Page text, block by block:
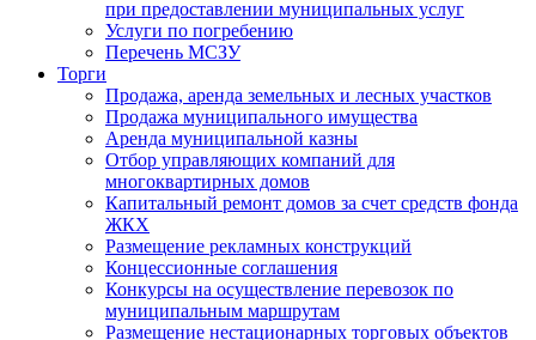
при предоставлении муниципальных услуг
Услуги по погребению
Перечень МСЗУ
Торги
Продажа, аренда земельных и лесных участков
Продажа муниципального имущества
Аренда муниципальной казны
Отбор управляющих компаний для
многоквартирных домов
Капитальный ремонт домов за счет средств фонда
ЖКХ
Размещение рекламных конструкций
Концессионные соглашения
Конкурсы на осуществление перевозок по
муниципальным маршрутам
Размещение нестационарных торговых объектов